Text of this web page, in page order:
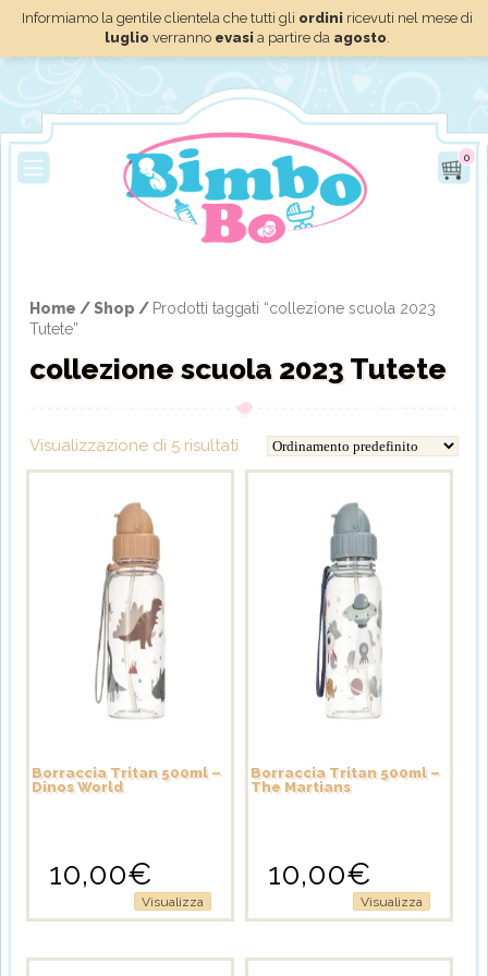
Informiamo la gentile clientela che tutti gli ordini ricevuti nel mese di
luglio verranno evasi a partire da agosto.
0
Home /Shop / Prodotti taggati “collezione scuola 2023
Tutete”
collezione scuola 2023 Tutete
Visualizzazione di 5 risultati
Borraccia Tritan 500ml –
Dinos World
10,00€
Visualizza
Borraccia Tritan 500ml –
The Martians
10,00€
Visualizza